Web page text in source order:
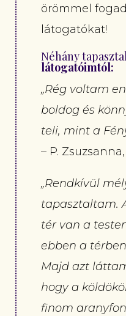
örömmel
látogatókat!
Néhány
látogatóimtól:
„Rég voltam
boldog és
teli, mint a
– P.
„Rendkívül
tapasztaltam.
tér van a
ebben a
Majd azt
hogy a
finom